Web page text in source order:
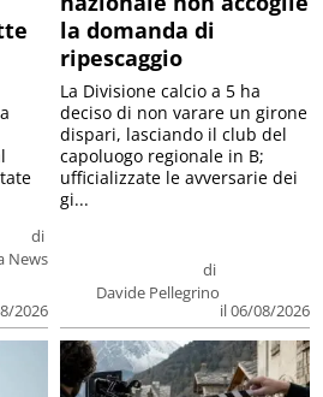
di
News
2026
la domanda di
ripescaggio
di
Davide Pellegrino
il 06/08/2026
La Divisione calcio a 5 ha
deciso di non varare un girone
dispari, lasciando il club del
capoluogo regionale in B;
ufficializzate le avversarie dei
gi...